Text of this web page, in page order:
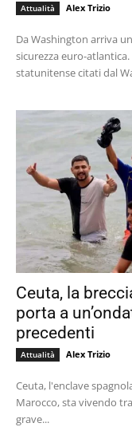
Attualità Alex Trizio
Da Washington arriva
sicurezza euro-
statunitense citati dal
Ceuta, la
porta a
precedenti
Attualità Alex Trizio
Ceuta, l'enclave
Marocco, sta vivendo
grave...